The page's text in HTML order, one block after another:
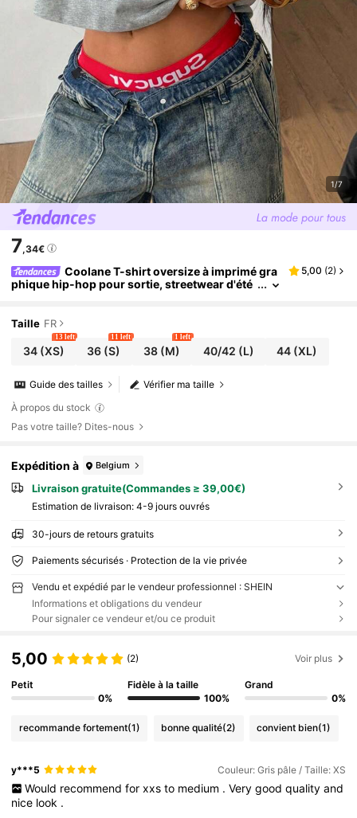
1/7
7,34€
Coolane T-shirt oversize à imprimé gra
phique hip-hop pour sortie, streetwear d'été
5,00 (2)
Taille FR
34(XS)
13 left
36 (S)
11 left
38(M)
1 left
40/42 (L) 44 (XL)
Vérifier ma taille
Guide des tailles
À propos du stock
Pas votre taille? Dites-nous
Expédition à Belgium
Livraison gratuite(Commandes ≥ 39,00€)
Estimation de livraison: 4-9 jours ouvrés
30-jours de retours gratuits
Paiements sécurisés · Protection de la vie privée
Vendu et expédié par le vendeur professionnel : SHEIN
Informations et obligations du vendeur
Pour signaler ce vendeur et/ou ce produit
5,00 (2) Voir plus
Petit
0%
Fidèle à la taille
100%
Grand
0%
recommande fortement(1) bonne qualité(2) convient bien(1)
y***5 Couleur: Gris pâle / Taille: XS
Would recommend for xxs to medium . Very good quality and
nice look .